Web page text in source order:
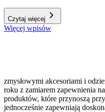
Czytaj więcej
Więcej wpisów
zmysłowymi akcesoriami i
roku z zamiarem zapewnienia
produktów, które przynoszą
jednocześnie zapewniają